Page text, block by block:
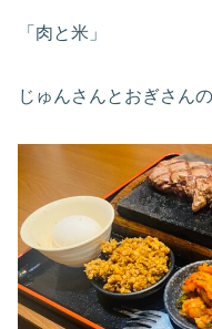
「肉と米」
じゅんさんとおぎさん